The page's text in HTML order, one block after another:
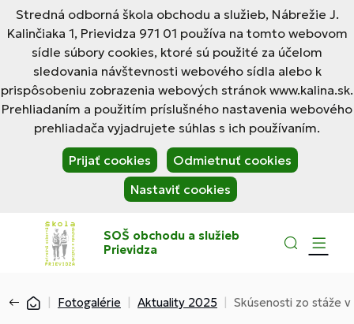
Stredná odborná škola obchodu a služieb, Nábrežie J.
Kalinčiaka 1, Prievidza 971 01 používa na tomto webovom
sídle súbory cookies, ktoré sú použité za účelom
sledovania návštevnosti webového sídla alebo k
prispôsobeniu zobrazenia webových stránok www.kalina.sk.
Prehliadaním a použitím príslušného nastavenia webového
prehliadača vyjadrujete súhlas s ich používaním.
Prijať cookies
Odmietnuť cookies
Nastaviť cookies
SOŠ obchodu a služieb
Prievidza
Fotogalérie Aktuality 2025 Skúsenosti zo stáže v